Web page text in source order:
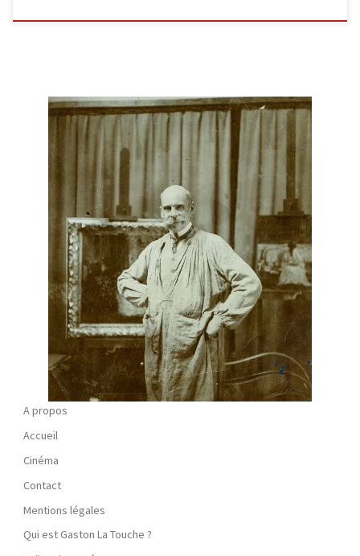
A propos
Accueil
Cinéma
Contact
Mentions légales
Qui est Gaston La Touche ?